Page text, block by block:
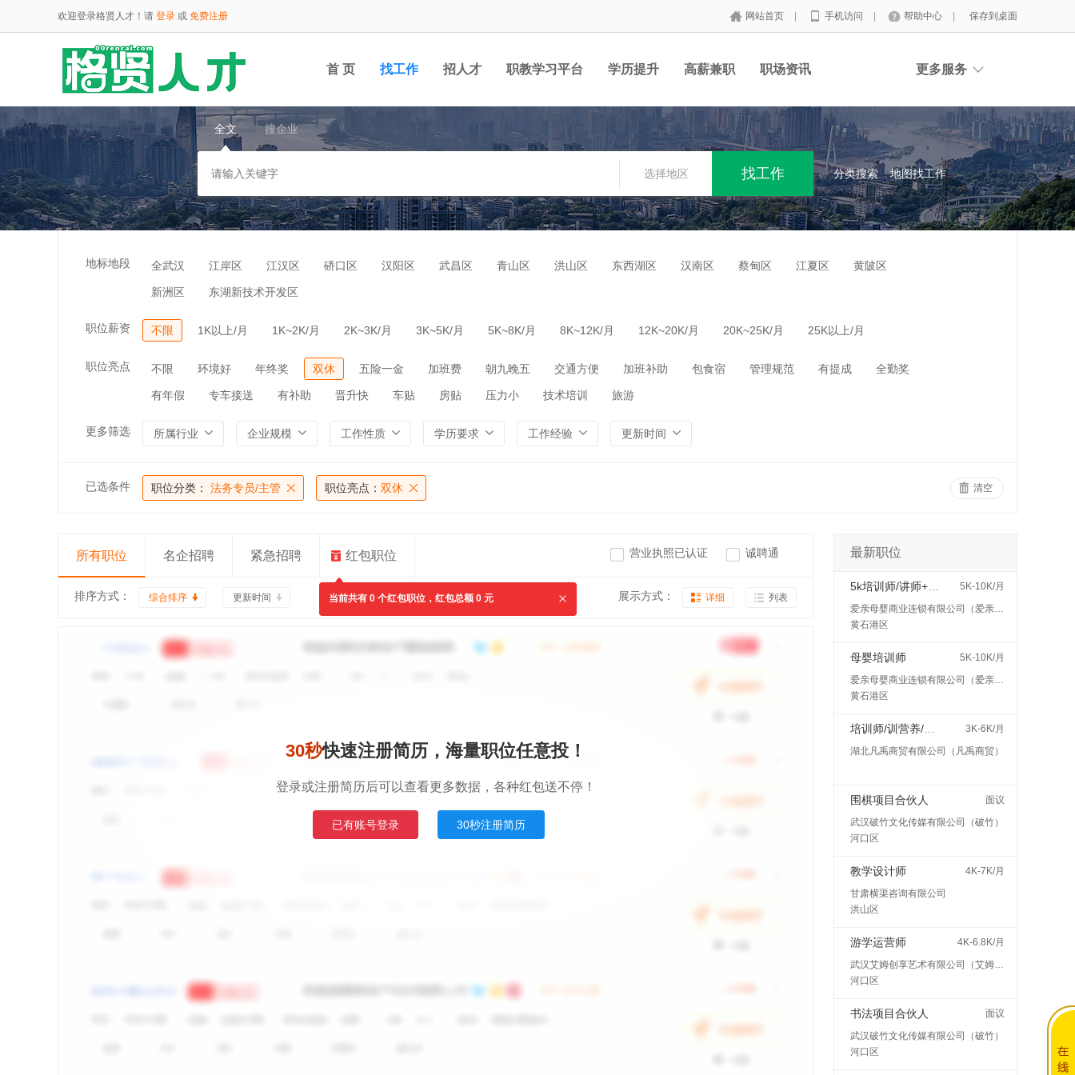
欢迎登录格贤人才！请 登录 或 免费注册 网站首页 手机访问 帮助中心 保存到桌面
首 页 找工作 招人才 职教学习平台 学历提升 高薪兼职 职场资讯
云端职位
更多服务
全文 搜企业
选择地区 分类搜索 地图找工作
地标地段 全武汉 江岸区 江汉区 硚口区 汉阳区 武昌区 青山区 洪山区 东西湖区 汉南区 蔡甸区 江夏区 黄陂区
新洲区 东湖新技术开发区
职位薪资 不限 1K以上/月 1K~2K/月 2K~3K/月 3K~5K/月 5K~8K/月 8K~12K/月 12K~20K/月 20K~25K/月 25K以上/月
职位亮点 不限 环境好 年终奖 双休 五险一金 加班费 朝九晚五 交通方便 加班补助 包食宿 管理规范 有提成 全勤奖
有年假 专车接送 有补助 晋升快 车贴 房贴 压力小 技术培训 旅游
更多筛选 所属行业 企业规模 工作性质 学历要求 工作经验 更新时间
已选条件 职位分类： 法务专员/主管 职位亮点： 双休 清空
所有职位 名企招聘 紧急招聘 红包职位
当前共有 0 个红包职位，红包总额 0 元
营业执照已认证 诚聘通
排序方式： 综合排序 更新时间 展示方式： 详细 列表
30秒快速注册简历，海量职位任意投！
登录或注册简历后可以查看更多数据，各种红包送不停！
已有账号登录 30秒注册简历
最新职位
5K-10K/月
爱亲母婴商业连锁有限公司（爱亲母婴）
黄石港区
母婴培训师
5K-10K/月
爱亲母婴商业连锁有限公司（爱亲母婴）
黄石港区
3K-6K/月
湖北凡禹商贸有限公司（凡禹商贸）
围棋项目合伙人
面议
武汉破竹文化传媒有限公司（破竹）
河口区
教学设计师
4K-7K/月
甘肃横渠咨询有限公司
洪山区
游学运营师
4K-6.8K/月
武汉艾姆创享艺术有限公司（艾姆创享）
河口区
书法项目合伙人
面议
武汉破竹文化传媒有限公司（破竹）
河口区